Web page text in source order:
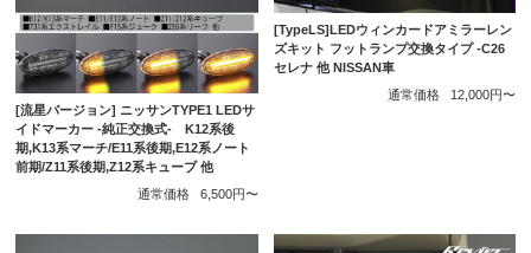
[流星バージョン] ニッサンTYPE1 LEDサ
イドマーカー -純正交換式- K12系後
期,K13系マーチ/E11系後期,E12系ノート
前期/Z11系後期,Z12系キューブ 他
通常価格
6,500円〜
[TypeLS]LEDウィンカードアミラーレン
ズキット フットランプ交換タイプ -C26
セレナ 他 NISSAN車
通常価格
12,000円〜